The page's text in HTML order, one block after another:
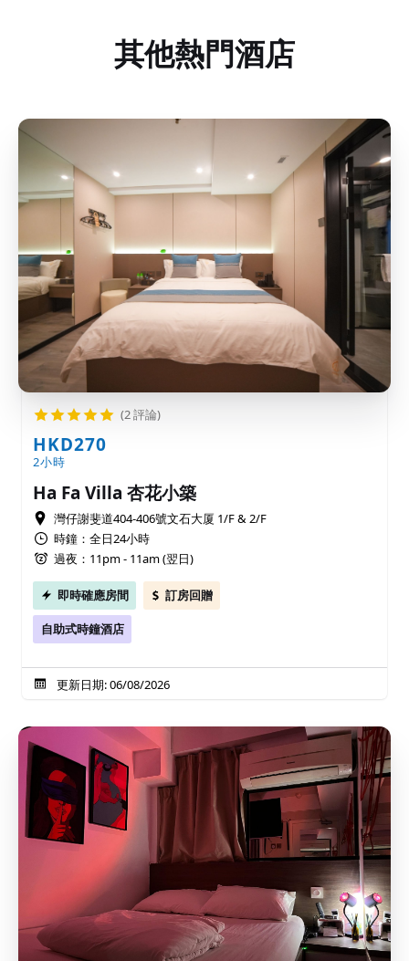
其他熱門酒店
(2 評論)
HKD270
2小時
Ha Fa Villa 杏花小築
灣仔謝斐道404-406號文石大厦 1/F & 2/F
時鐘：全日24小時
過夜：11pm - 11am (翌日)
即時確應房間 訂房回贈
自助式時鐘酒店
更新日期: 06/08/2026